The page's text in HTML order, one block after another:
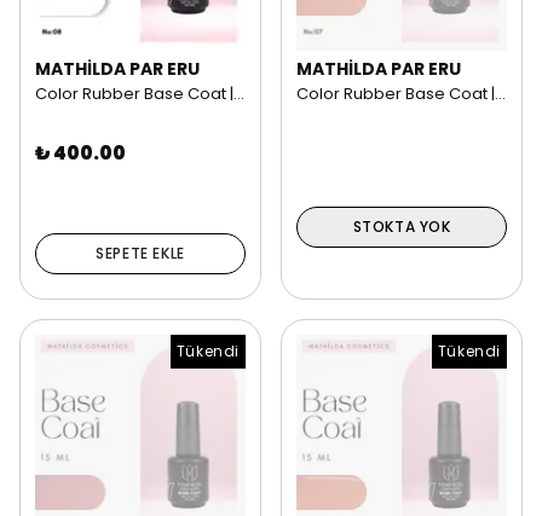
MATHİLDA PAR ERU
Color Rubber Base Coat | 15 ml NO: 08
₺ 400.00
SEPETE EKLE
MATHİLDA PAR ERU
Color Rubber Base Coat | 15 ml NO: 07
STOKTA YOK
Tükendi Tükendi